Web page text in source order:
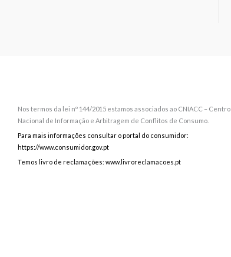
Nos termos da lei nº 144/2015 estamos associados ao CNIACC – Centro
Nacional de Informação e Arbitragem de Conflitos de Consumo.
Para mais informações consultar o portal do consumidor:
https://www.consumidor.gov.pt
Temos livro de reclamações: www.livroreclamacoes.pt